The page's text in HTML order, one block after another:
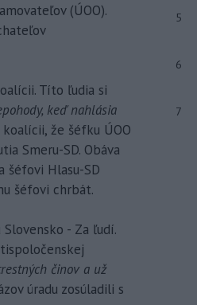
(ÚOO).
Títo ľudia si
keď nahlásia
že šéfku ÚOO
Smeru-SD. Obáva
šéfovi Hlasu-SD
šéfovi chrbát.
- Za ľudí.
činov a už
úradu zosúladili s
5
6
7